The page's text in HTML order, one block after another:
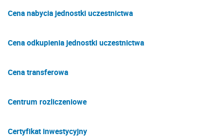
Cena nabycia jednostki uczestnictwa
Cena odkupienia jednostki uczestnictwa
Cena transferowa
Centrum rozliczeniowe
Certyfikat inwestycyjny